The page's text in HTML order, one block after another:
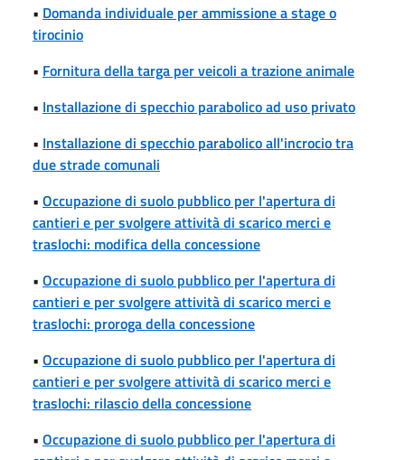
• Domanda individuale per ammissione a stage o
tirocinio
• Fornitura della targa per veicoli a trazione animale
• Installazione di specchio parabolico ad uso privato
• Installazione di specchio parabolico all'incrocio tra
due strade comunali
• Occupazione di suolo pubblico per l'apertura di
cantieri e per svolgere attività di scarico merci e
traslochi: modifica della concessione
• Occupazione di suolo pubblico per l'apertura di
cantieri e per svolgere attività di scarico merci e
traslochi: proroga della concessione
• Occupazione di suolo pubblico per l'apertura di
cantieri e per svolgere attività di scarico merci e
traslochi: rilascio della concessione
• Occupazione di suolo pubblico per l'apertura di